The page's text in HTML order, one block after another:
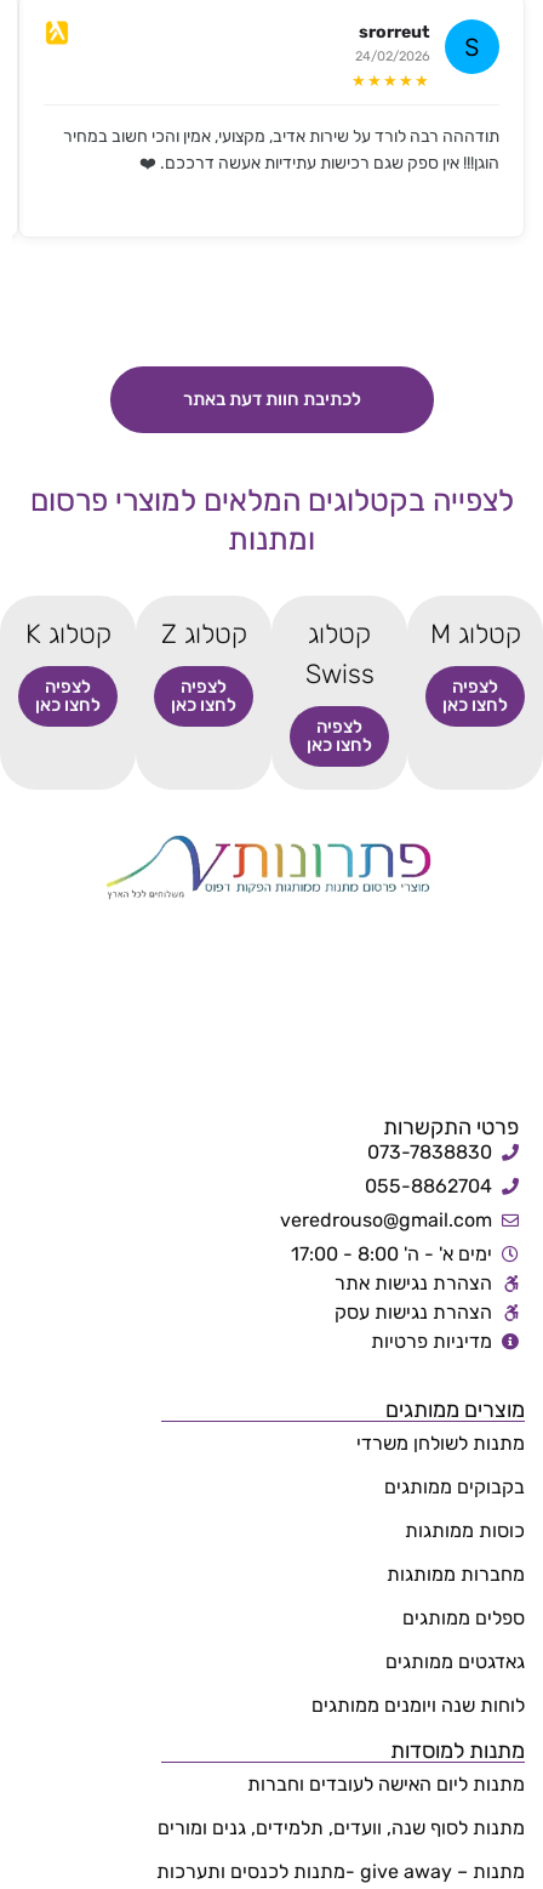
srorreut
24/02/2026
★★★★★
תודההה רבה לורד על שירות אדיב, מקצועי, אמין והכי חשוב במחיר
הוגן!!! אין ספק שגם רכישות עתידיות אעשה דרככם. ❤️
לכתיבת חוות דעת באתר
לצפייה בקטלוגים המלאים למוצרי פרסום
ומתנות
קטלוג M
לצפיה
לחצו כאן
קטלוג
Swiss
לצפיה
לחצו כאן
קטלוג Z
לצפיה
לחצו כאן
קטלוג K
לצפיה
לחצו כאן
מוצרים ממותגים
מתנות לשולחן משרדי
בקבוקים ממותגים
כוסות ממותגות
מחברות ממותגות
ספלים ממותגים
גאדגטים ממותגים
לוחות שנה ויומנים ממותגים
מתנות למוסדות
מתנות ליום האישה לעובדים וחברות
מתנות לסוף שנה, וועדים, תלמידים, גנים ומורים
מתנות – give away -מתנות לכנסים ותערכות
פרטי התקשרות
073-7838830
055-8862704
veredrouso@gmail.com
ימים א' - ה' 8:00 - 17:00
הצהרת נגישות אתר
הצהרת נגישות עסק
מדיניות פרטיות